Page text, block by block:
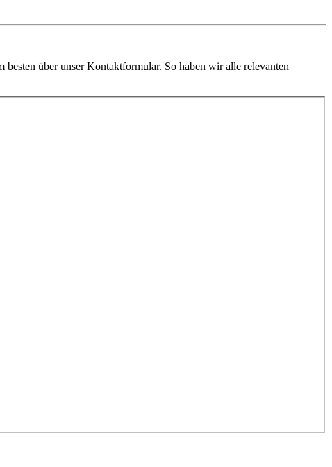
über unser Kontaktformular. So haben wir alle relevanten